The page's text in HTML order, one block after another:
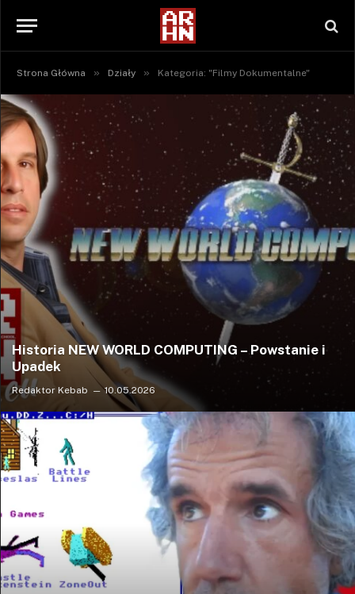
Strona Główna » Działy » Kategoria: "Filmy Dokumentalne"
Historia NEW WORLD COMPUTING – Powstanie i
Upadek
Redaktor Kebab 10.05.2026